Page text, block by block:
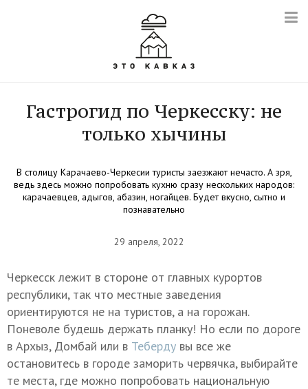
Гастрогид по Черкесску: не
только хычины
В столицу Карачаево-Черкесии туристы заезжают нечасто. А зря,
ведь здесь можно попробовать кухню сразу нескольких народов:
карачаевцев, адыгов, абазин, ногайцев. Будет вкусно, сытно и
познавательно
29 апреля, 2022
Черкесск лежит в стороне от главных курортов
республики, так что местные заведения
ориентируются не на туристов, а на горожан.
Поневоле будешь держать планку! Но если по дороге
в Архыз, Домбай или в Теберду вы все же
остановитесь в городе заморить червячка, выбирайте
те места, где можно попробовать национальную